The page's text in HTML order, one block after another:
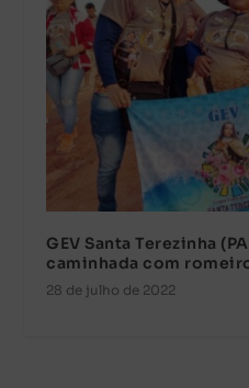
GEV Santa Terezinha
caminhada com
28 de julho de 2022